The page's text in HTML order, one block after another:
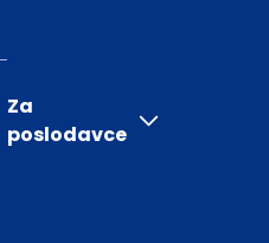
Za
poslodavce